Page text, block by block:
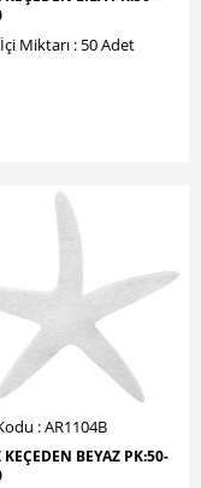
Miktarı : 50 Adet
: AR1104B
BEYAZ PK:50-